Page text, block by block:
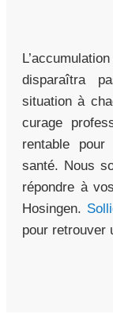
disparaîtra
situation à
curage
rentable
santé. Nous
répondre à
Hosingen.
pour retrouver